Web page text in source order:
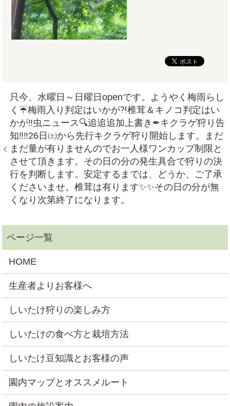
只今、水曜日～日曜日openです。ようやく梅雨らし
く☔梅雨入り判定はいかが⁈椎茸＆キノコ判定はい
かが‼虫ニュース🔍追追追加上書き✒キクラゲ狩り告
知‼‼26日㈯から先行キクラゲ狩り開始します。まだ
まだ量が有りませんのでお一人様ワンカップ制限と
させて頂きます。その日の分の発生具合で狩りの決
行を判断します。安定するまでは、どうか、ご了承
くださいませ。椎茸は有ります✨✨その日の分が無
くなり次第終了になります。
HOME
生産者よりお客様へ
しいたけ狩りの楽しみ方
しいたけの食べ方と栽培方法
しいたけ豆知識とお客様の声
園内マップとオススメルート